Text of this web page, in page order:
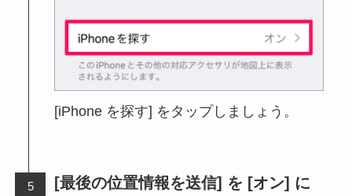
[iPhone を探す] をタップしましょう。
[最後の位置情報を送信] を [オン] に